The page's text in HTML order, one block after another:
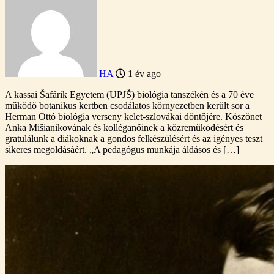
HA
1 év ago
A kassai Šafárik Egyetem (UPJŠ) biológia tanszékén és a 70 éve
működő botanikus kertben csodálatos környezetben került sor a
Herman Ottó biológia verseny kelet-szlovákai döntőjére. Köszönet
Anka Mišianikovának és kolléganőinek a közreműködésért és
gratulálunk a diákoknak a gondos felkészülésért és az igényes teszt
sikeres megoldásáért. „A pedagógus munkája áldásos és […]